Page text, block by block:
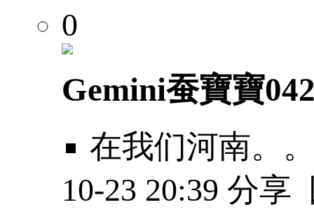
0
Gemini蚕寶寶
在我们河南。
10-23 20:39 分享